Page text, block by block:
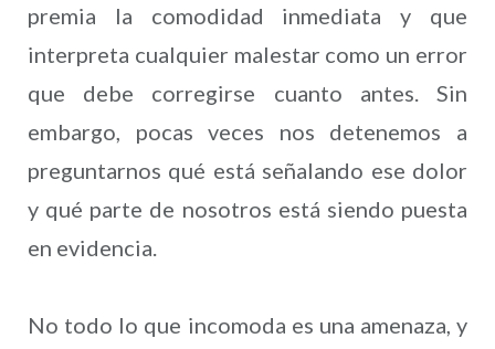
premia la comodidad inmediata y que
interpreta cualquier malestar como un error
que debe corregirse cuanto antes. Sin
embargo, pocas veces nos detenemos a
preguntarnos qué está señalando ese dolor
y qué parte de nosotros está siendo puesta
en evidencia.
No todo lo que incomoda es una amenaza, y